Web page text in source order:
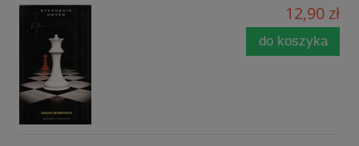
12,90 zł
do koszyka